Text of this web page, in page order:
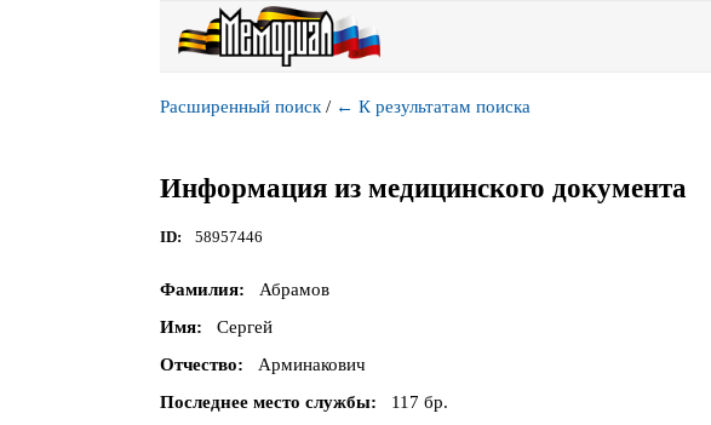
Расширенный поиск / ← К результатам поиска
Информация из медицинского документа
ID 58957446
Фамилия
Абрамов
Имя
Сергей
Отчество
Арминакович
Последнее место службы
117 бр.